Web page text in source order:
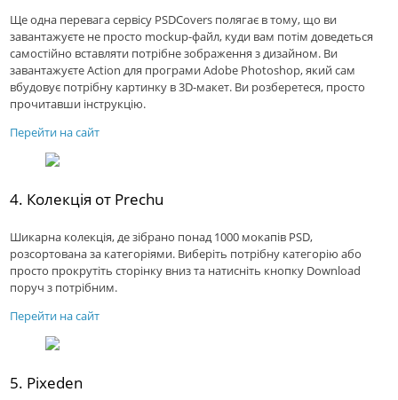
Ще одна перевага сервісу PSDCovers полягає в тому, що ви
завантажуєте не просто mockup-файл, куди вам потім доведеться
самостійно вставляти потрібне зображення з дизайном. Ви
завантажуєте Action для програми Adobe Photoshop, який сам
вбудовує потрібну картинку в 3D-макет. Ви розберетеся, просто
прочитавши інструкцію.
Перейти на сайт
4. Колекцiя от Prechu
Шикарна колекція, де зібрано понад 1000 мокапів PSD,
розсортована за категоріями. Виберіть потрібну категорію або
просто прокрутiть сторінку вниз та натисніть кнопку Download
поруч з потрiбним.
Перейти на сайт
5. Pixeden